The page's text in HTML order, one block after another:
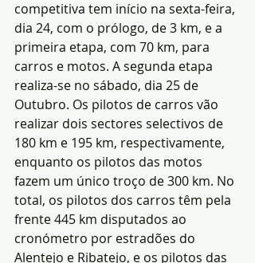
competitiva tem início na sexta-feira,
dia 24, com o prólogo, de 3 km, e a
primeira etapa, com 70 km, para
carros e motos. A segunda etapa
realiza-se no sábado, dia 25 de
Outubro. Os pilotos de carros vão
realizar dois sectores selectivos de
180 km e 195 km, respectivamente,
enquanto os pilotos das motos
fazem um único troço de 300 km. No
total, os pilotos dos carros têm pela
frente 445 km disputados ao
cronómetro por estradões do
Alentejo e Ribatejo, e os pilotos das